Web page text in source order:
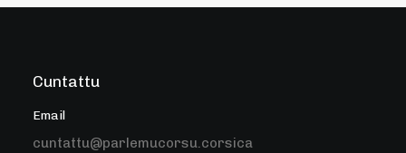
Cuntattu
Email
cuntattu@parlemucorsu.corsica